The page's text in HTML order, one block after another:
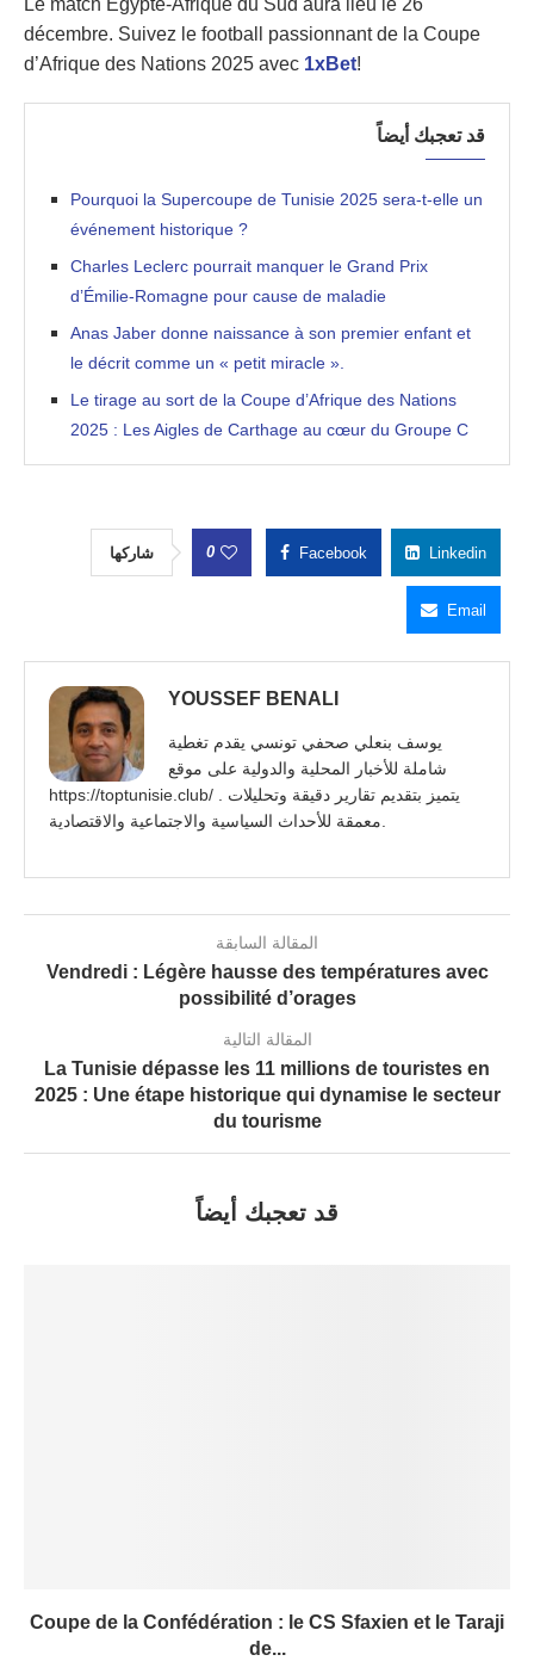
décembre. Suivez le football passionnant de la Coupe
d’Afrique des Nations 2025 avec 1xBet!
قد تعجبك أيضاً
Pourquoi la Supercoupe de Tunisie 2025 sera-t-elle un
événement historique ?
Charles Leclerc pourrait manquer le Grand Prix
d’Émilie-Romagne pour cause de maladie
Anas Jaber donne naissance à son premier enfant et
le décrit comme un « petit miracle ».
Le tirage au sort de la Coupe d’Afrique des Nations
2025 : Les Aigles de Carthage au cœur du Groupe C
شاركها 0 Facebook Linkedin
Email
YOUSSEF BENALI
يوسف بنعلي صحفي تونسي يقدم تغطية
شاملة للأخبار المحلية والدولية على موقع
https://toptunisie.club/ . يتميز بتقديم تقارير دقيقة وتحليلات
المقالة السابقة
Vendredi : Légère hausse des températures avec
possibilité d’orages
المقالة التالية
La Tunisie dépasse les 11 millions de touristes en
2025 : Une étape historique qui dynamise le secteur
du tourisme
قد تعجبك أيضاً
Coupe de la Confédération : le CS Sfaxien et le Taraji
de...